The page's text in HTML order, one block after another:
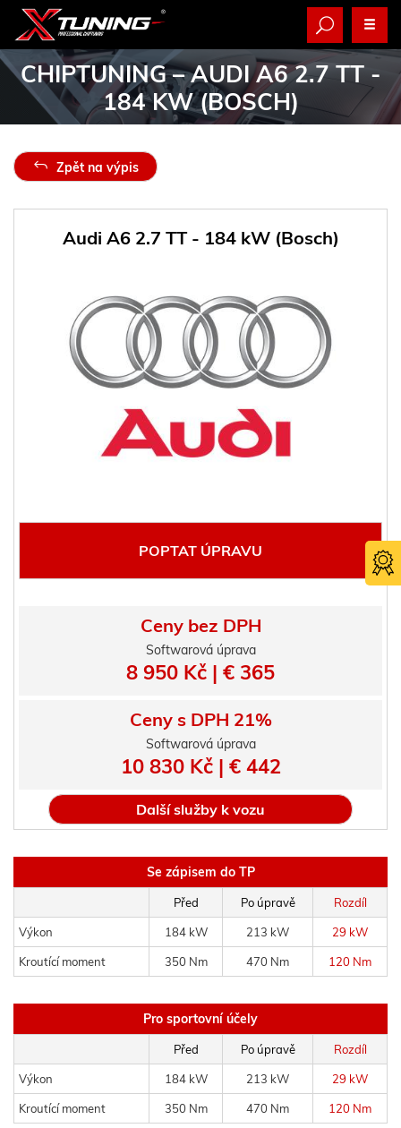
CHIPTUNING– AUDI A6 2.7 TT -
184 KW (BOSCH)
Zpět na výpis
Audi A6 2.7 TT - 184 kW (Bosch)
POPTAT ÚPRAVU
Ceny bez DPH
Softwarová úprava
8 950 Kč | € 365
Ceny s DPH 21%
Softwarová úprava
10 830 Kč | € 442
Další služby k vozu
Se zápisem do TP
Před Po úpravě Rozdíl
Výkon 184 kW 213 kW 29 kW
Kroutící moment 350 Nm 470 Nm 120 Nm
Pro sportovní účely
Před Po úpravě Rozdíl
Výkon 184 kW 213 kW 29 kW
Kroutící moment 350 Nm 470 Nm 120 Nm